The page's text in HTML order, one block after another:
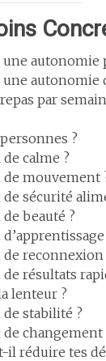
autonomie
autonomie
par
?
calme ?
mouvement
sécurité
beauté ?
reconnexion
résultats
lenteur ?
stabilité ?
changement
il réduire tes